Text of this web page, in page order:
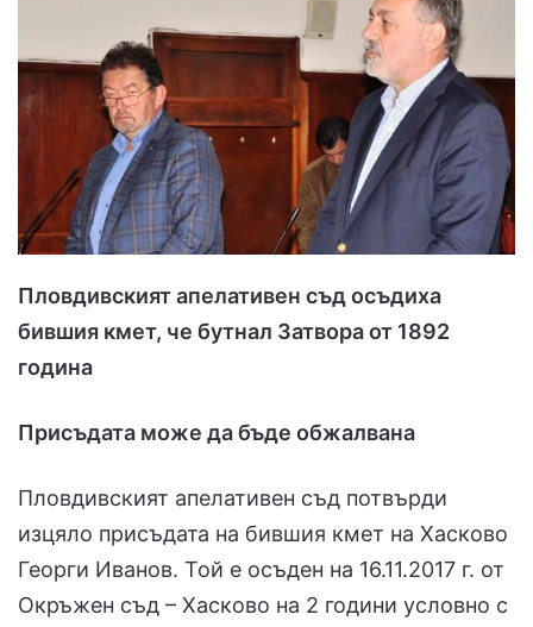
w
X
n
e
a
l
Пловдивският апелативен съд осъдиха
бившия кмет, че бутнал Затвора от 1892
година
Присъдата може да бъде обжалвана
Пловдивският апелативен съд потвърди
изцяло присъдата на бившия кмет на Хасково
Георги Иванов. Той е осъден на 16.11.2017 г. от
Окръжен съд – Хасково на 2 години условно с